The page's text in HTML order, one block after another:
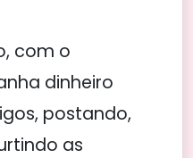
com o
dinheiro
postando,
as